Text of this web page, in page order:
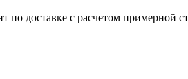
доставке с расчетом примерной